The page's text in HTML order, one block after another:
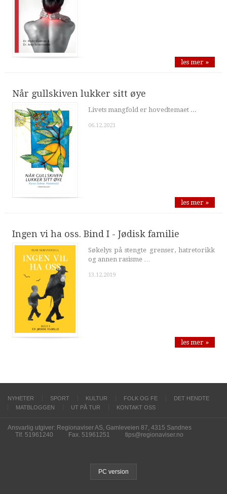
les mer »
Når gullskiven lukker sitt øye
Livets mangfold er hovedtemaet ...
06.12.2021
les mer »
Ingen vi ha oss. Bind I - Jødisk familie
Søkelys på stengte grenser, hatretorikk
og annen rasisme …
13.12.2019
les mer »
NYHETER SPORT KULTUR FOLK OG FE
DET HENDTE
MATBLOGGEN
UT PÅ TUR KONTAKT OSS
Ansvarlig utgiver: Regionaviser AS, Gamleveien 87, 4315 Sandnes
Tlf. 51961240
Fax. 51961251 tips@regionaviser.no
PC version